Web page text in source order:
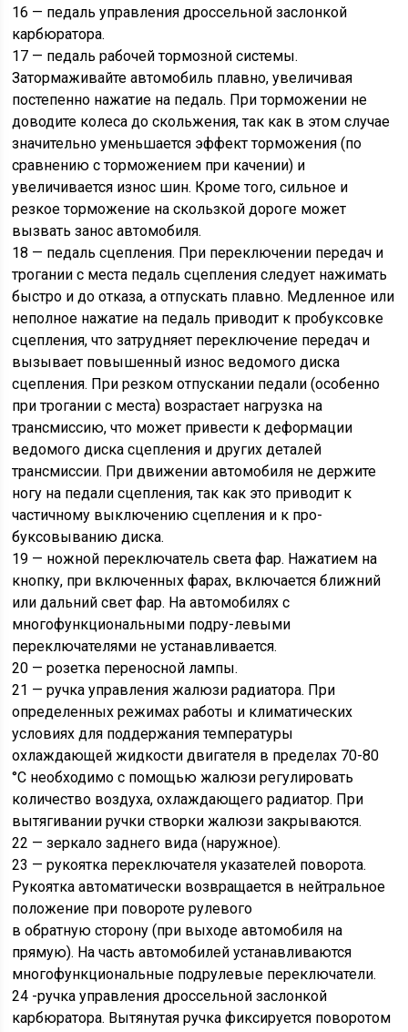
16 — педаль управления дроссельной заслонкой
карбюратора.
17 — педаль рабочей тормозной системы.
Затормаживайте автомобиль плавно, увеличивая
постепенно нажатие на педаль. При торможении не
доводите колеса до скольжения, так как в этом случае
значительно уменьшается эффект торможения (по
сравнению с торможением при качении) и
увеличивается износ шин. Кроме того, сильное и
резкое торможение на скользкой дороге может
вызвать занос автомобиля.
18 — педаль сцепления. При переключении передач и
трогании с места педаль сцепления следует нажимать
быстро и до отказа, а отпускать плавно. Медленное или
неполное нажатие на педаль приводит к пробуксовке
сцепления, что затрудняет переключение передач и
вызывает повышенный износ ведомого диска
сцепления. При резком отпускании педали (особенно
при трогании с места) возрастает нагрузка на
трансмиссию, что может привести к деформации
ведомого диска сцепления и других деталей
трансмиссии. При движении автомобиля не держите
ногу на педали сцепления, так как это приводит к
частичному выключению сцепления и к про-
буксовыванию диска.
19 — ножной переключатель света фар. Нажатием на
кнопку, при включенных фарах, включается ближний
или дальний свет фар. На автомобилях с
многофункциональными подру-левыми
переключателями не устанавливается.
20 — розетка переносной лампы.
21 — ручка управления жалюзи радиатора. При
определенных режимах работы и климатических
условиях для поддержания температуры
охлаждающей жидкости двигателя в пределах 70-80
°С необходимо с помощью жалюзи регулировать
количество воздуха, охлаждающего радиатор. При
вытягивании ручки створки жалюзи закрываются.
22 — зеркало заднего вида (наружное).
23 — рукоятка переключателя указателей поворота.
Рукоятка автоматически возвращается в нейтральное
положение при повороте рулевого
в обратную сторону (при выходе автомобиля на
прямую). На часть автомобилей устанавливаются
многофункциональные подрулевые переключатели.
24 -ручка управления дроссельной заслонкой
карбюратора. Вытянутая ручка фиксируется поворотом